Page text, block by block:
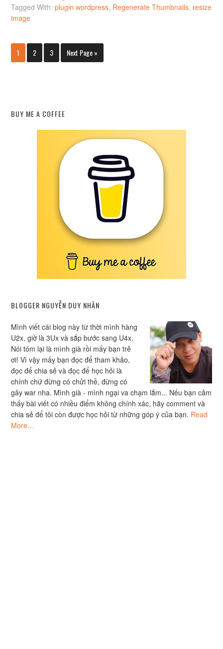
Tagged With:plugin wordpress, Regenerate Thumbnails, resize
image
1 2 3 Next Page »
BUY ME A COFFEE
BLOGGER NGUYỄN DUY NHÂN
Mình viết cái blog này từ thời mình hàng
U2x, giờ là 3Ux và sắp bước sang U4x.
Nói tóm lại là mình già rồi mấy bạn trẻ
ơi! Vì vậy mấy bạn đọc để tham khảo,
đọc để chia sẻ và đọc để học hỏi là
chính chứ đừng có chửi thề, đừng có
gây war nha. Mình già - mình ngại va chạm lắm... Nếu bạn cảm
thấy bài viết có nhiều điểm không chính xác, hãy comment và
chia sẻ để tôi còn được học hỏi từ những góp ý của bạn. Read
More…